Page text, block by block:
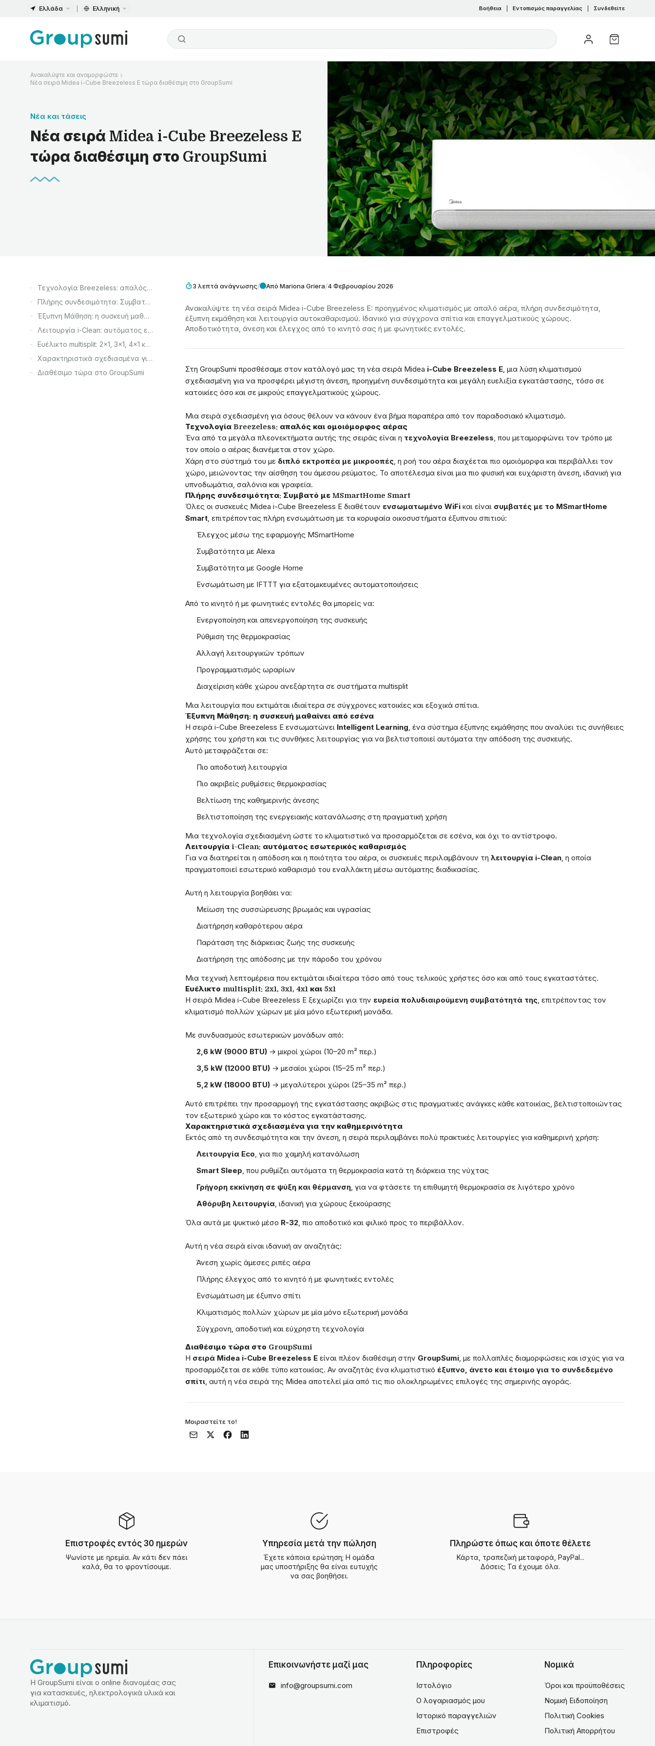
Ελλάδα Ελληνική Βοήθεια Εντοπισμός παραγγελίας Συνδεθείτε
Ανακαλύψτε και αναμορφώστε
Νέα σειρά Midea i-Cube Breezeless E τώρα διαθέσιμη στο GroupSumi
Νέα και τάσεις
Νέα σειρά Midea i-Cube Breezeless E
τώρα διαθέσιμη στο GroupSumi
Τεχνολογία Breezeless: απαλός και ομοιόμορφος αέρας
Πλήρης συνδεσιμότητα: Συμβατό με MSmartHome Smart
Έξυπνη Μάθηση: η συσκευή μαθαίνει από εσένα
Λειτουργία i-Clean: αυτόματος εσωτερικός καθαρισμός
Ευέλικτο multisplit: 2x1, 3x1, 4x1 και 5x1
Χαρακτηριστικά σχεδιασμένα για την καθημερινότητα
Διαθέσιμο τώρα στο GroupSumi
3 λεπτά ανάγνωσης/ Από Mariona Griera/4 Φεβρουαρίου 2026
Ανακαλύψτε τη νέα σειρά Midea i-Cube Breezeless E: προηγμένος κλιματισμός με απαλό αέρα, πλήρη συνδεσιμότητα,
έξυπνη εκμάθηση και λειτουργία αυτοκαθαρισμού. Ιδανικό για σύγχρονα σπίτια και επαγγελματικούς χώρους.
Αποδοτικότητα, άνεση και έλεγχος από το κινητό σας ή με φωνητικές εντολές.
Στη GroupSumi προσθέσαμε στον κατάλογό μας τη νέα σειρά Midea i-Cube Breezeless E, μια λύση κλιματισμού
σχεδιασμένη για να προσφέρει μέγιστη άνεση, προηγμένη συνδεσιμότητα και μεγάλη ευελιξία εγκατάστασης, τόσο σε
κατοικίες όσο και σε μικρούς επαγγελματικούς χώρους.
Μια σειρά σχεδιασμένη για όσους θέλουν να κάνουν ένα βήμα παραπέρα από τον παραδοσιακό κλιματισμό.
Τεχνολογία Breezeless: απαλός και ομοιόμορφος αέρας
Ένα από τα μεγάλα πλεονεκτήματα αυτής της σειράς είναι η τεχνολογία Breezeless, που μεταμορφώνει τον τρόπο με
τον οποίο ο αέρας διανέμεται στον χώρο.
Χάρη στο σύστημά του με διπλό εκτροπέα με μικροοπές, η ροή του αέρα διαχέεται πιο ομοιόμορφα και περιβάλλει τον
χώρο, μειώνοντας την αίσθηση του άμεσου ρεύματος. Το αποτέλεσμα είναι μια πιο φυσική και ευχάριστη άνεση, ιδανική για
υπνοδωμάτια, σαλόνια και γραφεία.
Πλήρης συνδεσιμότητα: Συμβατό με MSmartHome Smart
Όλες οι συσκευές Midea i-Cube Breezeless E διαθέτουν ενσωματωμένο WiFiκαι είναι συμβατές με το MSmartHome
Smart, επιτρέποντας πλήρη ενσωμάτωση με τα κορυφαία οικοσυστήματα έξυπνου σπιτιού:
Έλεγχος μέσω της εφαρμογής MSmartHome
Συμβατότητα με Alexa
Συμβατότητα με Google Home
Ενσωμάτωση με IFTTT για εξατομικευμένες αυτοματοποιήσεις
Από το κινητό ή με φωνητικές εντολές θα μπορείς να:
Ενεργοποίηση και απενεργοποίηση της συσκευής
Ρύθμιση της θερμοκρασίας
Αλλαγή λειτουργικών τρόπων
Προγραμματισμός ωραρίων
Διαχείριση κάθε χώρου ανεξάρτητα σε συστήματα multisplit
Μια λειτουργία που εκτιμάται ιδιαίτερα σε σύγχρονες κατοικίες και εξοχικά σπίτια.
Έξυπνη Μάθηση: η συσκευή μαθαίνει από εσένα
Η σειρά i-Cube Breezeless E ενσωματώνει Intelligent Learning, ένα σύστημα έξυπνης εκμάθησης που αναλύει τις συνήθειες
χρήσης του χρήστη και τις συνθήκες λειτουργίας για να βελτιστοποιεί αυτόματα την απόδοση της συσκευής.
Αυτό μεταφράζεται σε:
Πιο αποδοτική λειτουργία
Πιο ακριβείς ρυθμίσεις θερμοκρασίας
Βελτίωση της καθημερινής άνεσης
Βελτιστοποίηση της ενεργειακής κατανάλωσης στη πραγματική χρήση
Μια τεχνολογία σχεδιασμένη ώστε το κλιματιστικό να προσαρμόζεται σε εσένα, και όχι το αντίστροφο.
Λειτουργία i-Clean: αυτόματος εσωτερικός καθαρισμός
Για να διατηρείται η απόδοση και η ποιότητα του αέρα, οι συσκευές περιλαμβάνουν τη λειτουργία i-Clean, η οποία
πραγματοποιεί εσωτερικό καθαρισμό του εναλλάκτη μέσω αυτόματης διαδικασίας.
Αυτή η λειτουργία βοηθάει να:
Μείωση της συσσώρευσης βρωμιάς και υγρασίας
Διατήρηση καθαρότερου αέρα
Παράταση της διάρκειας ζωής της συσκευής
Διατήρηση της απόδοσης με την πάροδο του χρόνου
Μια τεχνική λεπτομέρεια που εκτιμάται ιδιαίτερα τόσο από τους τελικούς χρήστες όσο και από τους εγκαταστάτες.
Ευέλικτο multisplit: 2x1, 3x1, 4x1 και 5x1
Η σειρά Midea i-Cube Breezeless E ξεχωρίζει για την ευρεία πολυδιαιρούμενη συμβατότητά της, επιτρέποντας τον
κλιματισμό πολλών χώρων με μία μόνο εξωτερική μονάδα.
Με συνδυασμούς εσωτερικών μονάδων από:
2,6 kW (9000 BTU)→ μικροί χώροι (10–20 m² περ.)
3,5 kW (12000 BTU)→ μεσαίοι χώροι (15–25 m² περ.)
5,2 kW (18000 BTU)→ μεγαλύτεροι χώροι (25–35 m² περ.)
Αυτό επιτρέπει την προσαρμογή της εγκατάστασης ακριβώς στις πραγματικές ανάγκες κάθε κατοικίας, βελτιστοποιώντας
τον εξωτερικό χώρο και το κόστος εγκατάστασης.
Χαρακτηριστικά σχεδιασμένα για την καθημερινότητα
Εκτός από τη συνδεσιμότητα και την άνεση, η σειρά περιλαμβάνει πολύ πρακτικές λειτουργίες για καθημερινή χρήση:
Λειτουργία Eco, για πιο χαμηλή κατανάλωση
Smart Sleep, που ρυθμίζει αυτόματα τη θερμοκρασία κατά τη διάρκεια της νύχτας
Γρήγορη εκκίνηση σε ψύξη και θέρμανση, για να φτάσετε τη επιθυμητή θερμοκρασία σε λιγότερο χρόνο
Αθόρυβη λειτουργία, ιδανική για χώρους ξεκούρασης
Όλα αυτά με ψυκτικό μέσο R-32, πιο αποδοτικό και φιλικό προς το περιβάλλον.
Αυτή η νέα σειρά είναι ιδανική αν αναζητάς:
Άνεση χωρίς άμεσες ριπές αέρα
Πλήρης έλεγχος από το κινητό ή με φωνητικές εντολές
Ενσωμάτωση με έξυπνο σπίτι
Κλιματισμός πολλών χώρων με μία μόνο εξωτερική μονάδα
Σύγχρονη, αποδοτική και εύχρηστη τεχνολογία
Διαθέσιμο τώρα στο GroupSumi
Η σειρά Midea i-Cube Breezeless Eείναι πλέον διαθέσιμη στην GroupSumi, με πολλαπλές διαμορφώσεις και ισχύς για να
προσαρμόζεται σε κάθε τύπο κατοικίας. Αν αναζητάς ένα κλιματιστικό έξυπνο, άνετο και έτοιμο για το συνδεδεμένο
σπίτι, αυτή η νέα σειρά της Midea αποτελεί μία από τις πιο ολοκληρωμένες επιλογές της σημερινής αγοράς.
Μοιραστείτε το!
Επιστροφές εντός 30 ημερών
Ψωνίστε με ηρεμία. Αν κάτι δεν πάει
καλά, θα το φροντίσουμε.
Υπηρεσία μετά την πώληση
Έχετε κάποια ερώτηση; Η ομάδα
μας υποστήριξης θα είναι ευτυχής
να σας βοηθήσει.
Πληρώστε όπως και όποτε θέλετε
Κάρτα, τραπεζική μεταφορά, PayPal...
Δόσεις; Τα έχουμε όλα.
Η GroupSumi είναι ο online διανομέας σας
για κατασκευές, ηλεκτρολογικά υλικά και
κλιματισμό.
Επικοινωνήστε μαζί μας
info@groupsumi.com
Πληροφορίες
Ιστολόγιο
Ο λογαριασμός μου
Ιστορικό παραγγελιών
Επιστροφές
Νομικά
Όροι και προϋποθέσεις
Νομική Ειδοποίηση
Πολιτική Cookies
Πολιτική Απορρήτου